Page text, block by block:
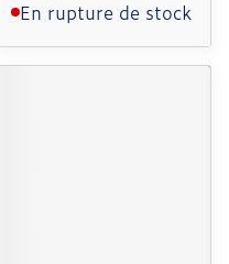
En rupture de stock